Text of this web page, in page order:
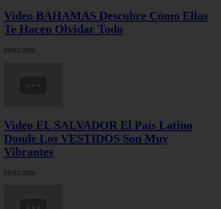
Video BAHAMAS Descubre Cómo Ellas
Te Hacen Olvidar Todo
03/05/2026
Video EL SALVADOR El País Latino
Donde Los VESTIDOS Son Muy
Vibrantes
03/05/2026